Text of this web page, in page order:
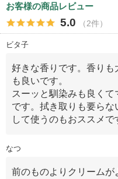
お客様の商品レビュー
5.0 （2件）
ビタ子
好きな香りです。香りも
も良いです。
スーッと馴染みも良く
です。拭き取りも要らな
して使うのもおススメで
なつ
前のものよりクリームが